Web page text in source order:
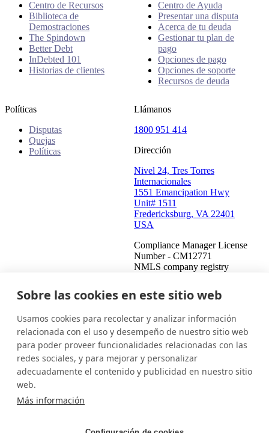
Centro de Recursos
Biblioteca de
Demostraciones
The Spindown
Better Debt
InDebted 101
Historias de clientes
Centro de Ayuda
Presentar una disputa
Acerca de tu deuda
Gestionar tu plan de
pago
Opciones de pago
Opciones de soporte
Recursos de deuda
Políticas
Disputas
Quejas
Políticas
Llámanos
1800 951 414
Dirección
Nivel 24, Tres Torres
Internacionales
1551 Emancipation Hwy
Unit# 1511
Fredericksburg, VA 22401
USA
Compliance Manager License
Number - CM12771
NMLS company registry
Compliance Manager NMLS
registry number - 2459771
Estados Unidos (Español)
Ponte en contacto
Iniciar sesión
Este es un intento de cobrar una deuda y cualquier información
obtenida se utilizará para tal fin. Esta comunicación proviene de
un cobrador de deudas.
Sobre las cookies en este sitio web
Usamos cookies para recolectar y analizar información
relacionada con el uso y desempeño de nuestro sitio web
para poder proveer funcionalidades relacionadas con las
redes sociales, y para mejorar y personalizar
adecuadamente el contenido y publicidad en nuestro sitio
web.
Más información